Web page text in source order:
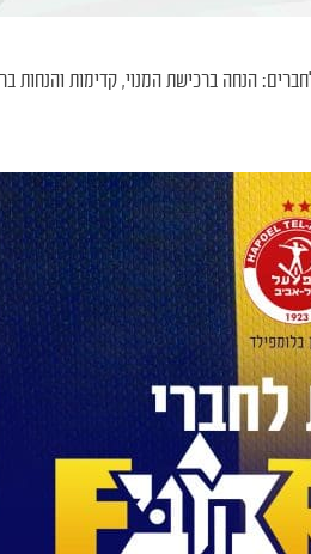
הנחה ברכישת המנוי, קדימות והנחות